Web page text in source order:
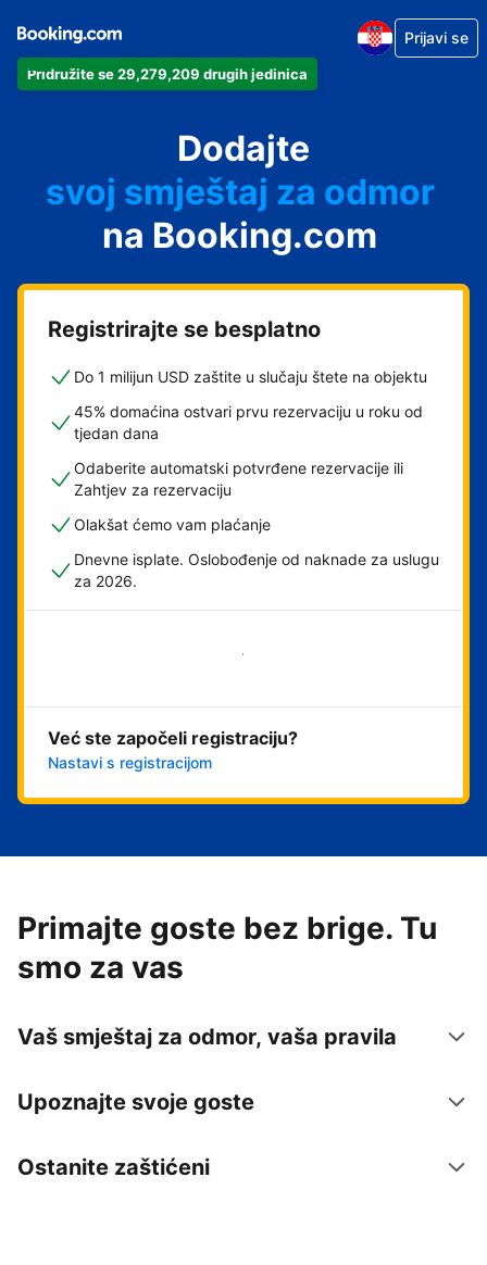
Pridružite se 29,279,209 drugih jedinica
Prijavi se
Dodajte
svoj apartman
svoj hotel
svoj smještaj za odmor
svoj privatni smještaj
svoj smještaj s doručkom
na Booking.com
Registrirajte se besplatno
Do 1 milijun USD zaštite u slučaju štete na objektu
45% domaćina ostvari prvu rezervaciju u roku od
tjedan dana
Odaberite automatski potvrđene rezervacije ili
Zahtjev za rezervaciju
Olakšat ćemo vam plaćanje
Dnevne isplate. Oslobođenje od naknade za uslugu
za 2026.
Započni odmah
Već ste započeli registraciju?
Nastavi s registracijom
Primajte goste bez brige. Tu
smo za vas
Vaš smještaj za odmor, vaša pravila
Upoznajte svoje goste
Ostanite zaštićeni